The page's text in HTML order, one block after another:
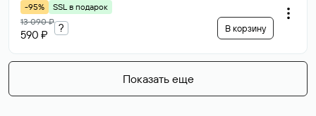
-95%
SSL в подарок
13 090 ₽
590 ₽
? В корзину
Показать еще